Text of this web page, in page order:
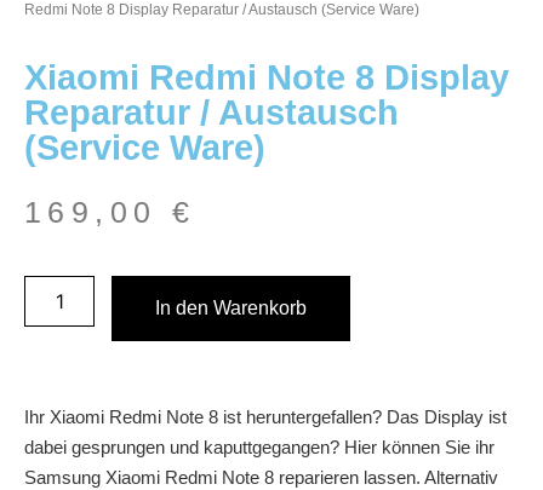
Redmi Note 8 Display Reparatur / Austausch (Service Ware)
Xiaomi Redmi Note 8 Display
Reparatur / Austausch
(Service Ware)
169,00 €
In den Warenkorb
Ihr Xiaomi Redmi Note 8 ist heruntergefallen? Das Display ist
dabei gesprungen und kaputtgegangen? Hier können Sie ihr
Samsung Xiaomi Redmi Note 8 reparieren lassen. Alternativ